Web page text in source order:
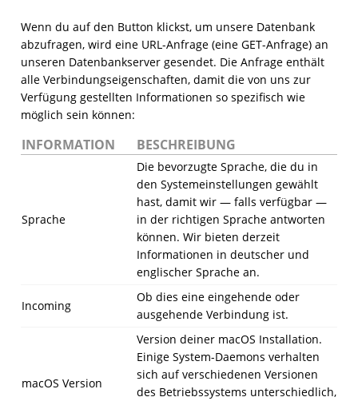
Wenn du auf den Button klickst, um unsere Datenbank
abzufragen, wird eine URL-Anfrage (eine GET-Anfrage) an
unseren Datenbankserver gesendet. Die Anfrage enthält
alle Verbindungseigenschaften, damit die von uns zur
Verfügung gestellten Informationen so spezifisch wie
möglich sein können:
INFORMATION BESCHREIBUNG
Sprache
Die bevorzugte Sprache, die du in
den Systemeinstellungen gewählt
hast, damit wir — falls verfügbar —
in der richtigen Sprache antworten
können. Wir bieten derzeit
Informationen in deutscher und
englischer Sprache an.
Incoming
Ob dies eine eingehende oder
ausgehende Verbindung ist.
macOS Version
Version deiner macOS Installation.
Einige System-Daemons verhalten
sich auf verschiedenen Versionen
des Betriebssystems unterschiedlich,